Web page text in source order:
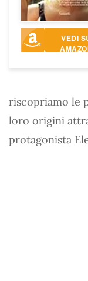
VEDI
riscopriamo le
loro origini
protagonista